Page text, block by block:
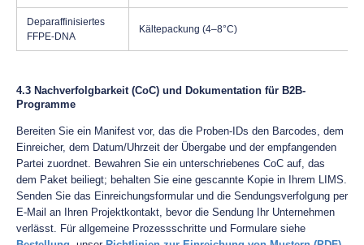
Deparaffinisiertes
FFPE-DNA
Kältepackung (4–8°C)
4.3 Nachverfolgbarkeit (CoC) und Dokumentation für B2B-
Programme
Bereiten Sie ein Manifest vor, das die Proben-IDs den Barcodes, dem
Einreicher, dem Datum/Uhrzeit der Übergabe und der empfangenden
Partei zuordnet. Bewahren Sie ein unterschriebenes CoC auf, das
dem Paket beiliegt; behalten Sie eine gescannte Kopie in Ihrem LIMS.
Senden Sie das Einreichungsformular und die Sendungsverfolgung per
E-Mail an Ihren Projektkontakt, bevor die Sendung Ihr Unternehmen
verlässt. Für allgemeine Prozessschritte und Formulare siehe